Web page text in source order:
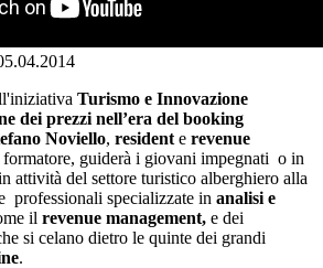
Turismo e Innovazione
dei prezzi nell’era del booking
Noviello, resident e revenue
formatore, guiderà i giovani impegnati o in
attività del settore turistico alberghiero alla
professionali specializzate in analisi e
il revenue management, e dei
si celano dietro le quinte dei grandi
.